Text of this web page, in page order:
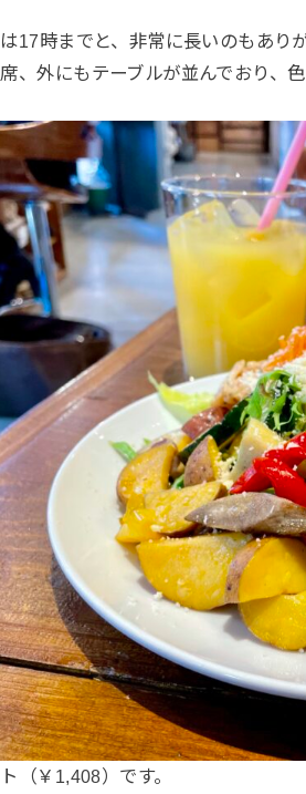
17時までと、非常に長いのもありが
、外にもテーブルが並んでおり、
（￥1,408）です。